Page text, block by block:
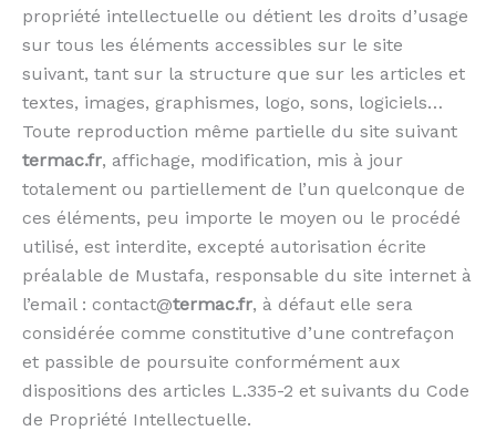
propriété intellectuelle ou détient les droits d’usage
sur tous les éléments accessibles sur le site
suivant, tant sur la structure que sur les articles et
textes, images, graphismes, logo, sons, logiciels…
Toute reproduction même partielle du site suivant
termac.fr, affichage, modification, mis à jour
totalement ou partiellement de l’un quelconque de
ces éléments, peu importe le moyen ou le procédé
utilisé, est interdite, excepté autorisation écrite
préalable de Mustafa, responsable du site internet à
l’email : contact@termac.fr, à défaut elle sera
considérée comme constitutive d’une contrefaçon
et passible de poursuite conformément aux
dispositions des articles L.335-2 et suivants du Code
de Propriété Intellectuelle.